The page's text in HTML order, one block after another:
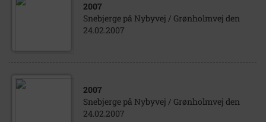
2007
Snebjerge på Nybyvej / Grønholmvej den
24.02.2007
2007
Snebjerge på Nybyvej / Grønholmvej den
24.02.2007